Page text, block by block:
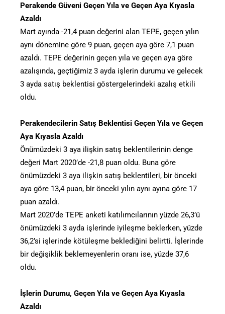
Perakende Güveni Geçen Yıla ve Geçen Aya Kıyasla
Azaldı
Mart ayında -21,4 puan değerini alan TEPE, geçen yılın
aynı dönemine göre 9 puan, geçen aya göre 7,1 puan
azaldı. TEPE değerinin geçen yıla ve geçen aya göre
azalışında, geçtiğimiz 3 ayda işlerin durumu ve gelecek
3 ayda satış beklentisi göstergelerindeki azalış etkili
oldu.
Perakendecilerin Satış Beklentisi Geçen Yıla ve Geçen
Aya Kıyasla Azaldı
Önümüzdeki 3 aya ilişkin satış beklentilerinin denge
değeri Mart 2020’de -21,8 puan oldu. Buna göre
önümüzdeki 3 aya ilişkin satış beklentileri, bir önceki
aya göre 13,4 puan, bir önceki yılın aynı ayına göre 17
puan azaldı.
Mart 2020’de TEPE anketi katılımcılarının yüzde 26,3’ü
önümüzdeki 3 ayda işlerinde iyileşme beklerken, yüzde
36,2’si işlerinde kötüleşme beklediğini belirtti. İşlerinde
bir değişiklik beklemeyenlerin oranı ise, yüzde 37,6
oldu.
İşlerin Durumu, Geçen Yıla ve Geçen Aya Kıyasla
Azaldı